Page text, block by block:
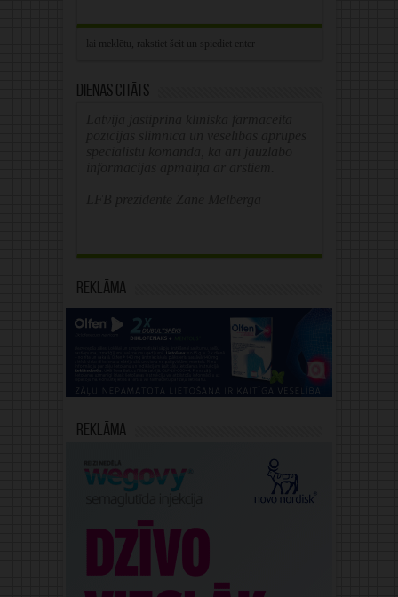
Dienas citāts
Reklāma
Reklāma